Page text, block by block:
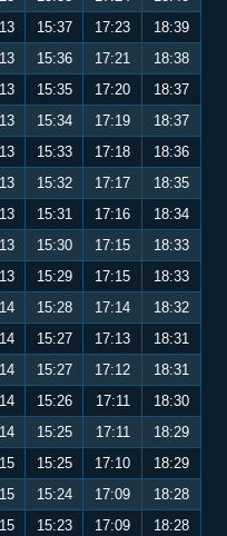
15:37 17:23
18:39
15:36 17:21
18:38
15:35 17:20
18:37
15:34 17:19
18:37
15:33 17:18
18:36
15:32 17:17
18:35
15:31 17:16
18:34
15:30 17:15
18:33
15:29 17:15
18:33
15:28 17:14
18:32
15:27 17:13
18:31
15:27 17:12
18:31
15:26 17:11
18:30
15:25 17:11
18:29
15:25 17:10
18:29
15:24 17:09
18:28
15:23 17:09
18:28